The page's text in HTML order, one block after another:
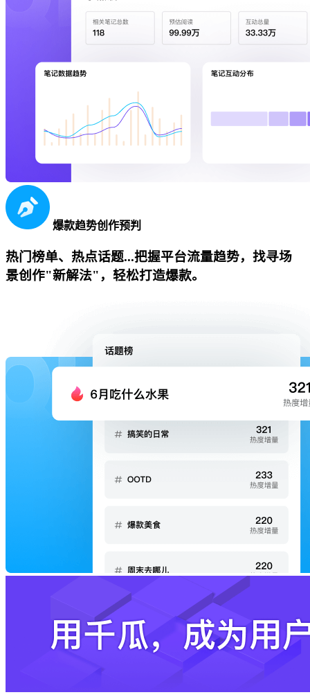
爆款趋势创作预判
热门榜单、热点话题...把握平台流量趋势，找寻场
景创作"新解法"，轻松打造爆款。